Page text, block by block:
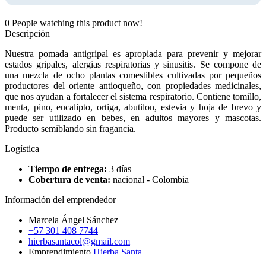
0 People watching this product now!
Descripción
Nuestra pomada antigripal es apropiada para prevenir y mejorar
estados gripales, alergias respiratorias y sinusitis. Se compone de
una mezcla de ocho plantas comestibles cultivadas por pequeños
productores del oriente antioqueño, con propiedades medicinales,
que nos ayudan a fortalecer el sistema respiratorio. Contiene tomillo,
menta, pino, eucalipto, ortiga, abutilon, estevia y hoja de brevo y
puede ser utilizado en bebes, en adultos mayores y mascotas.
Producto semiblando sin fragancia.
Logística
Tiempo de entrega: 3 días
Cobertura de venta: nacional - Colombia
Información del emprendedor
Marcela Ángel Sánchez
+57 301 408 7744
hierbasantacol@gmail.com